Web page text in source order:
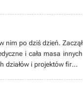
nim po dziś dzień. Zaczął
i cała masa innych
i projektów firmy;